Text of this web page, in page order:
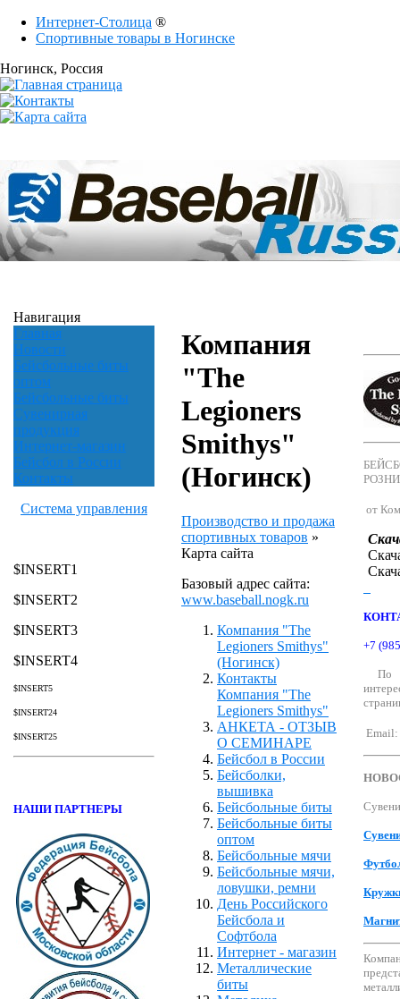
Интернет-Столица ®
Спортивные товары в Ногинске
Ногинск, Россия
Навигация
Главная
Новости
Бейсбольные биты
оптом
Бейсбольные биты
Сувенирная
продукция
Интернет-магазин
Бейсбол в России
Контакты
Система управления
$INSERT1
$INSERT2
$INSERT3
$INSERT4
$INSERT5
$INSERT24
$INSERT25
НАШИ ПАРТНЕРЫ
Компания
"The
Legioners
Smithys"
(Ногинск)
Производство и продажа
спортивных товаров »
Карта сайта
Базовый адрес сайта:
www.baseball.nogk.ru
Компания "The
Legioners Smithys"
(Ногинск)
Контакты
Компания "The
Legioners Smithys"
АНКЕТА - ОТЗЫВ
О СЕМИНАРЕ
Бейсбол в России
Бейсболки,
вышивка
Бейсбольные биты
Бейсбольные биты
оптом
Бейсбольные мячи
Бейсбольные мячи,
ловушки, ремни
День Российского
Бейсбола и
Софтбола
Интернет - магазин
Металлические
биты
от
+7
По
Email: